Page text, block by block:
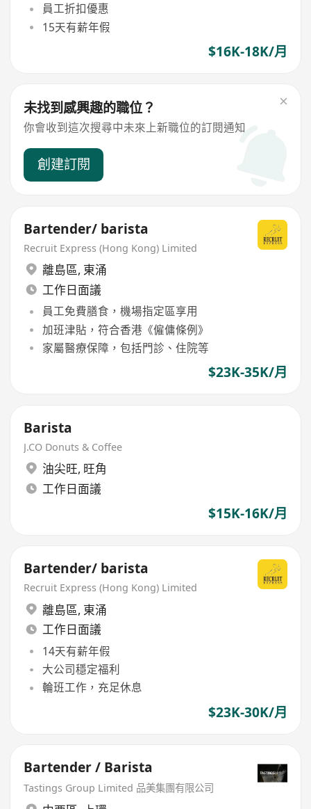
員工折扣優惠
15天有薪年假
$16K-18K/月
未找到感興趣的職位？
你會收到這次搜尋中未來上新職位的訂閱通知
創建訂閱
Bartender/ barista
Recruit Express (Hong Kong) Limited
離島區, 東涌
工作日面議
員工免費膳食，機場指定區享用
加班津貼，符合香港《僱傭條例》
家屬醫療保障，包括門診、住院等
$23K-35K/月
Barista
J.CO Donuts & Coffee
油尖旺, 旺角
工作日面議
$15K-16K/月
Bartender/ barista
Recruit Express (Hong Kong) Limited
離島區, 東涌
工作日面議
14天有薪年假
大公司穩定福利
輪班工作，充足休息
$23K-30K/月
Bartender / Barista
Tastings Group Limited 品美集團有限公司